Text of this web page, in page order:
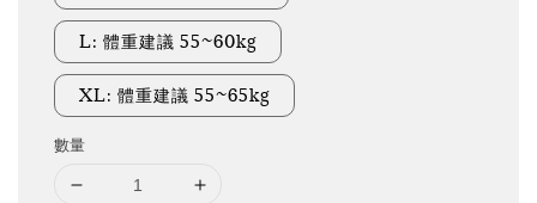
L: 體重建議 55~60kg
XL: 體重建議 55~65kg
數量